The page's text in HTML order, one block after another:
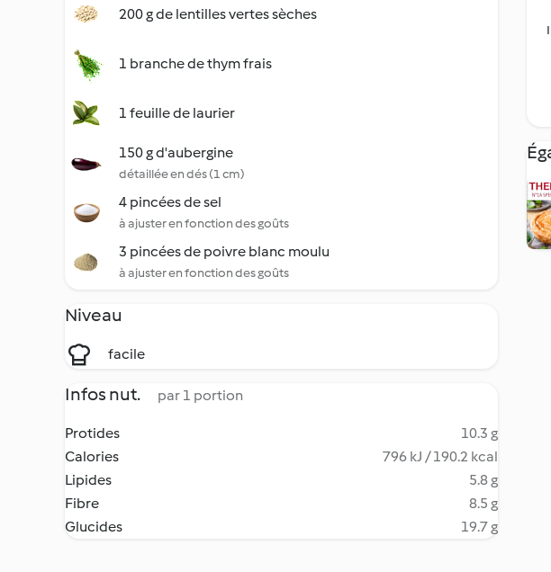
200 g de lentilles vertes sèches
1 branche de thym frais
1 feuille de laurier
150 g d'aubergine
détaillée en dés (1 cm)
4 pincées de sel
à ajuster en fonction des goûts
3 pincées de poivre blanc moulu
à ajuster en fonction des goûts
Niveau
facile
Infos nut. par 1 portion
Protides
10.3 g
Calories
796 kJ / 190.2 kcal
Lipides
5.8 g
Fibre
8.5 g
Glucides
19.7 g